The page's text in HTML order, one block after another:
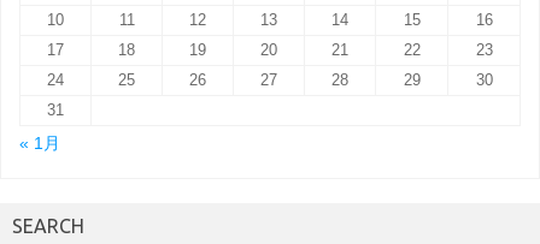
10
11 12 13 14 15
16
17
18 19 20 21 22
23
24
25 26 27 28 29
30
31
« 1月
SEARCH